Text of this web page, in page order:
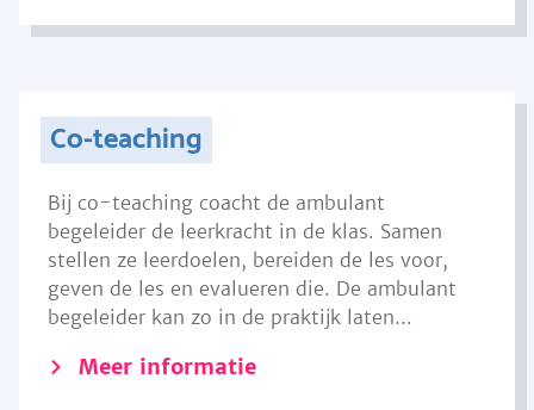
Co-teaching
Bij co-teaching coacht de ambulant
begeleider de leerkracht in de klas. Samen
stellen ze leerdoelen, bereiden de les voor,
geven de les en evalueren die. De ambulant
begeleider kan zo in de praktijk laten...
Meer informatie